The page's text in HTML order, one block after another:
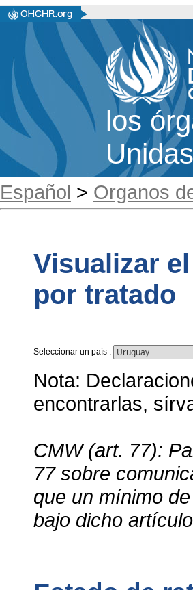
los
Unidas
Español > Organos
Visualizar
por tratado
Seleccionar un país :
Nota:
encontrarlas,
CMW (art. 77):
77 sobre
que un mínimo
bajo dicho